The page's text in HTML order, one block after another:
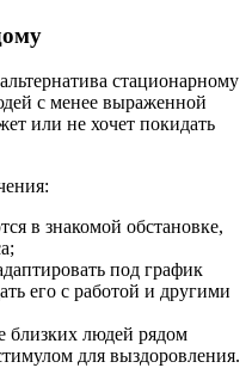
стационарному
с менее выраженной
или не хочет покидать
в знакомой обстановке,
под график
его с работой и другими
близких людей рядом
для выздоровления.